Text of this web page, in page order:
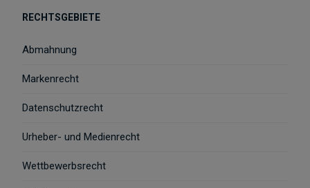
RECHTSGEBIETE
Abmahnung
Markenrecht
Datenschutzrecht
Urheber- und Medienrecht
Wettbewerbsrecht